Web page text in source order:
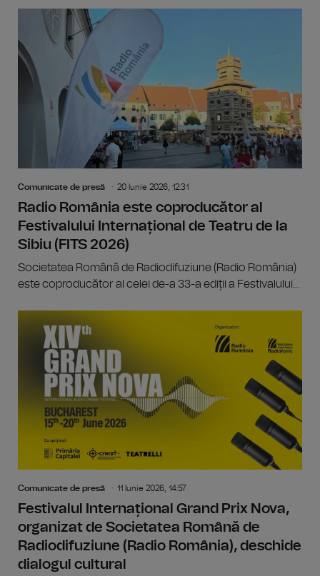
Comunicate de presă 20 Iunie 2026, 12:31
Radio România este coproducător al
Festivalului Internațional de Teatru de la
Sibiu (FITS 2026)
Societatea Română de Radiodifuziune (Radio România)
este coproducător al celei de-a 33-a ediții a Festivalului...
Comunicate de presă 11 Iunie 2026, 14:57
Festivalul Internațional Grand Prix Nova,
organizat de Societatea Română de
Radiodifuziune (Radio România), deschide
dialogul cultural